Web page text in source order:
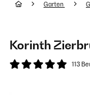
Garten
Korinth
113